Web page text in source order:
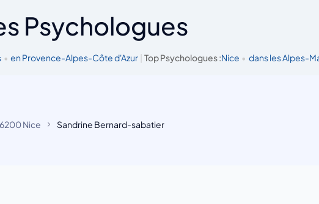
Psychologues
• en Provence-Alpes-Côte d'Azur | Top Psychologues :Nice • dans les Alpes-
Nice Sandrine Bernard-sabatier